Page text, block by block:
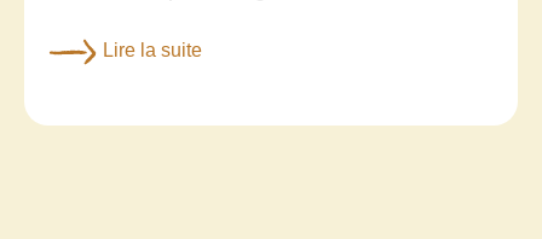
Lire la suite